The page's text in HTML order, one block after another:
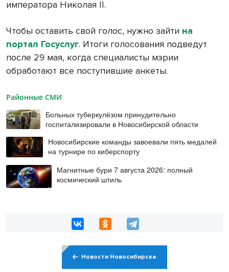
императора Николая II.
Чтобы оставить свой голос, нужно зайти на
портал Госуслуг. Итоги голосования подведут
после 29 мая, когда специалисты мэрии
обработают все поступившие анкеты.
Районные СМИ
Больных туберкулёзом принудительно
госпитализировали в Новосибирской области
Новосибирские команды завоевали пять медалей
на турнире по киберспорту
Магнитные бури 7 августа 2026: полный
космический штиль
Новости Новосибирска